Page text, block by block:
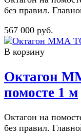
без правил.
567 000 руб.
В корзину
Октагон
помосте 1 м
Октагон на
без правил.